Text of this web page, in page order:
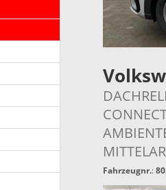
Fahrzeugnr.: